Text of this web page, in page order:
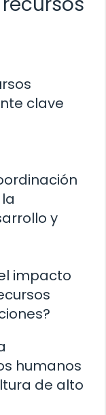
clave
y
impacto
humanos
de alto